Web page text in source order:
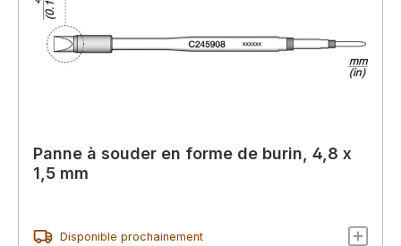
Panne à souder en forme de burin, 4,8 x
1,5 mm
Disponible prochainement